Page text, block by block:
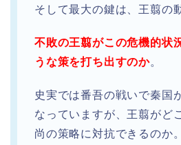
そして最大の鍵は、王翦の
不敗の王翦がこの危機的状
うな策を打ち出すのか。
史実では番吾の戦いで秦国
なっていますが、王翦がど
尚の策略に対抗できるのか。